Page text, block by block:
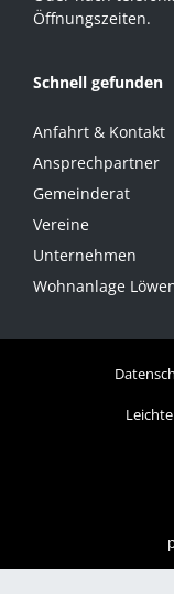
Öffnungszeiten.
Schnell gefunden
Anfahrt & Kontakt
Ansprechpartner
Gemeinderat
Vereine
Unternehmen
Wohnanlage